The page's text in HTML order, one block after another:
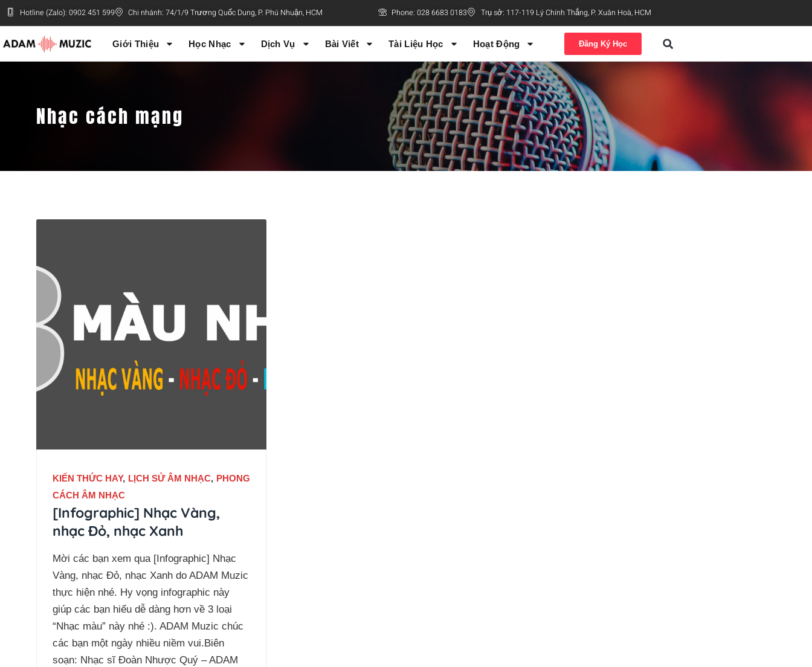
Hotline (Zalo): 0902 451 599 Chi nhánh: 74/1/9 Trương Quốc Dung, P. Phú Nhuận, HCM Phone: 028 6683 0183 Trụ sở: 117-119 Lý Chính Thắng, P. Xuân Hoà, HCM
Giới Thiệu Học Nhạc Dịch Vụ Bài Viết Tài Liệu Học Hoạt Động Đăng Ký Học
Nhạc cách mạng
KIẾN THỨC HAY, LỊCH SỬ ÂM NHẠC, PHONG
CÁCH ÂM NHẠC
[Infographic] Nhạc Vàng,
nhạc Đỏ, nhạc Xanh
Mời các bạn xem qua [Infographic] Nhạc
Vàng, nhạc Đỏ, nhạc Xanh do ADAM Muzic
thực hiện nhé. Hy vọng infographic này
giúp các bạn hiểu dễ dàng hơn về 3 loại
“Nhạc màu” này nhé :). ADAM Muzic chúc
các bạn một ngày nhiều niềm vui.Biên
soạn: Nhạc sĩ Đoàn Nhược Quý – ADAM